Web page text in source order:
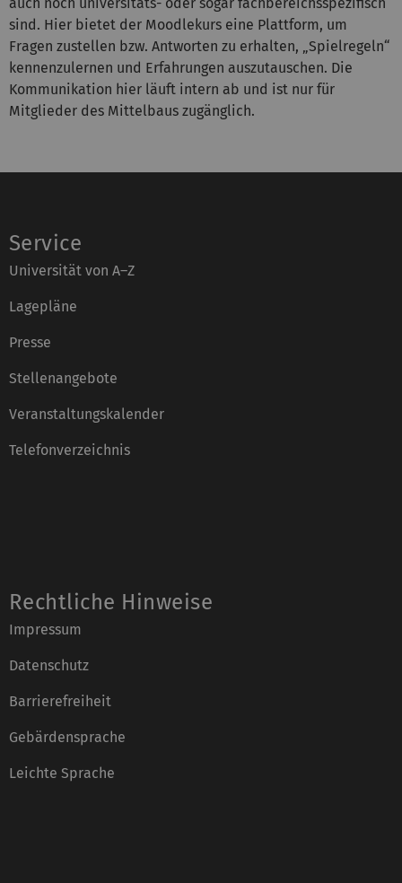
sind. Hier bietet der Moodlekurs eine Plattform, um
Fragen zustellen bzw. Antworten zu erhalten, „Spielregeln“
kennenzulernen und Erfahrungen auszutauschen. Die
Kommunikation hier läuft intern ab und ist nur für
Mitglieder des Mittelbaus zugänglich.
Service
Universität von A–Z
Lagepläne
Presse
Stellenangebote
Veranstaltungskalender
Telefonverzeichnis
Rechtliche Hinweise
Impressum
Datenschutz
Barrierefreiheit
Gebärdensprache
Leichte Sprache